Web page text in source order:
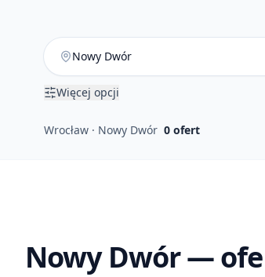
Więcej opcji
Wrocław · Nowy Dwór 0 ofert
Nowy Dwór —